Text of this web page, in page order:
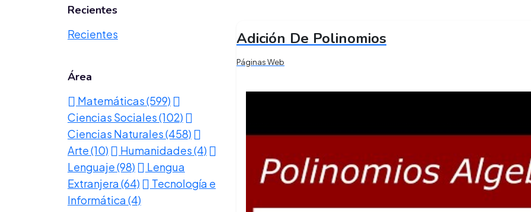
Recientes
Recientes
Área
Matemáticas (599)
Ciencias Sociales (102)
Ciencias Naturales (458)
Arte (10)
Humanidades (4)
Lenguaje (98)
Lengua
Extranjera (64)
Tecnología e
Informática (4)
Adición De Polinomios
Páginas Web